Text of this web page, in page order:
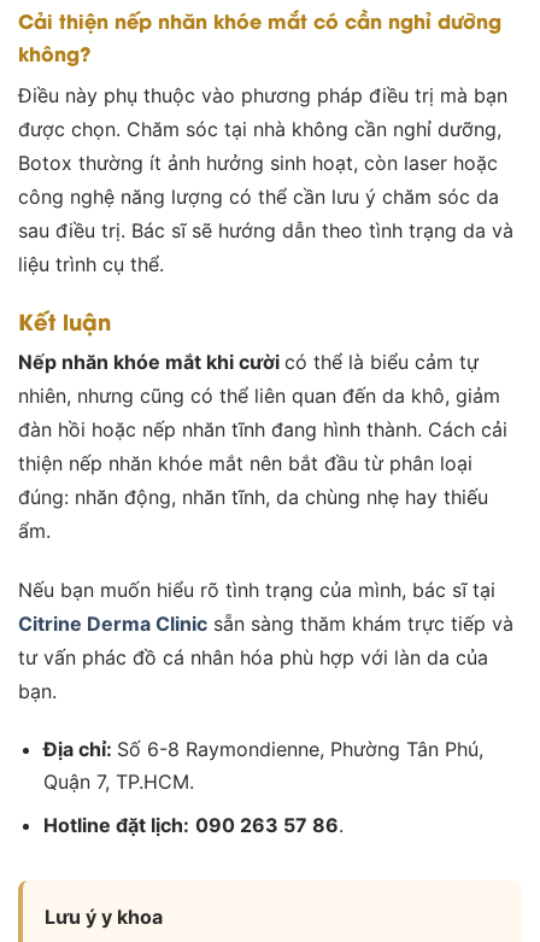
Cải thiện nếp nhăn khóe mắt có cần nghỉ dưỡng
không?
Điều này phụ thuộc vào phương pháp điều trị mà bạn
được chọn. Chăm sóc tại nhà không cần nghỉ dưỡng,
Botox thường ít ảnh hưởng sinh hoạt, còn laser hoặc
công nghệ năng lượng có thể cần lưu ý chăm sóc da
sau điều trị. Bác sĩ sẽ hướng dẫn theo tình trạng da và
liệu trình cụ thể.
Kết luận
Nếp nhăn khóe mắt khi cười có thể là biểu cảm tự
nhiên, nhưng cũng có thể liên quan đến da khô, giảm
đàn hồi hoặc nếp nhăn tĩnh đang hình thành. Cách cải
thiện nếp nhăn khóe mắt nên bắt đầu từ phân loại
đúng: nhăn động, nhăn tĩnh, da chùng nhẹ hay thiếu
ẩm.
Nếu bạn muốn hiểu rõ tình trạng của mình, bác sĩ tại
Citrine Derma Clinic sẵn sàng thăm khám trực tiếp và
tư vấn phác đồ cá nhân hóa phù hợp với làn da của
bạn.
Địa chỉ: Số 6-8 Raymondienne, Phường Tân Phú,
Quận 7, TP.HCM.
Hotline đặt lịch: 090 263 57 86.
Lưu ý y khoa